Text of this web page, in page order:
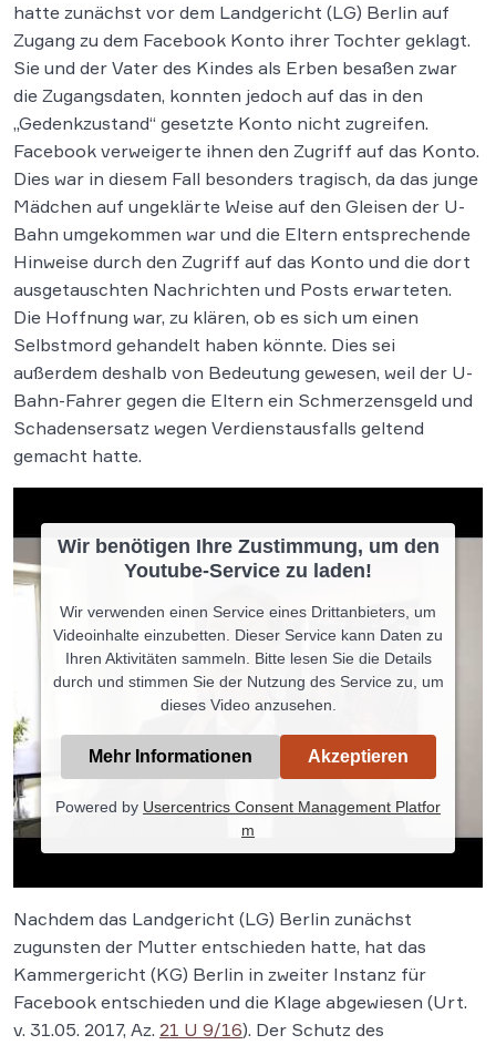
hatte zunächst vor dem Landgericht (LG) Berlin auf
Zugang zu dem Facebook Konto ihrer Tochter geklagt.
Sie und der Vater des Kindes als Erben besaßen zwar
die Zugangsdaten, konnten jedoch auf das in den
„Gedenkzustand“ gesetzte Konto nicht zugreifen.
Facebook verweigerte ihnen den Zugriff auf das Konto.
Dies war in diesem Fall besonders tragisch, da das junge
Mädchen auf ungeklärte Weise auf den Gleisen der U-
Bahn umgekommen war und die Eltern entsprechende
Hinweise durch den Zugriff auf das Konto und die dort
ausgetauschten Nachrichten und Posts erwarteten.
Die Hoffnung war, zu klären, ob es sich um einen
Selbstmord gehandelt haben könnte. Dies sei
außerdem deshalb von Bedeutung gewesen, weil der U-
Bahn-Fahrer gegen die Eltern ein Schmerzensgeld und
Schadensersatz wegen Verdienstausfalls geltend
gemacht hatte.
Wir benötigen Ihre Zustimmung, um den
Youtube-Service zu laden!
Wir verwenden einen Service eines Drittanbieters, um
Videoinhalte einzubetten. Dieser Service kann Daten zu
Ihren Aktivitäten sammeln. Bitte lesen Sie die Details
durch und stimmen Sie der Nutzung des Service zu, um
dieses Video anzusehen.
Mehr Informationen Akzeptieren
Powered by Usercentrics Consent Management Platfor
m
Nachdem das Landgericht (LG) Berlin zunächst
zugunsten der Mutter entschieden hatte, hat das
Kammergericht (KG) Berlin in zweiter Instanz für
Facebook entschieden und die Klage abgewiesen (Urt.
v. 31.05. 2017, Az. 21 U 9/16). Der Schutz des